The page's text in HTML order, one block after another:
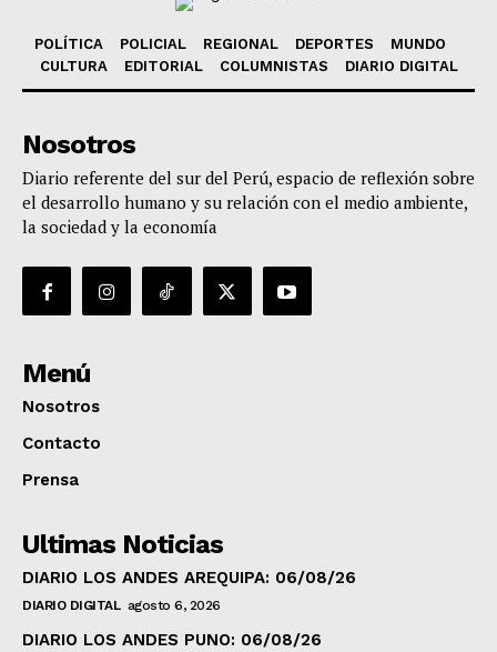
POLÍTICA POLICIAL REGIONAL DEPORTES
MUNDO
CULTURA
EDITORIAL COLUMNISTAS DIARIO DIGITAL
Nosotros
Diario referente del sur del Perú, espacio de reflexión sobre
el desarrollo humano y su relación con el medio ambiente,
la sociedad y la economía
Menú
Nosotros
Contacto
Prensa
Ultimas Noticias
DIARIO LOS ANDES AREQUIPA: 06/08/26
DIARIO DIGITAL agosto 6, 2026
DIARIO LOS ANDES PUNO: 06/08/26